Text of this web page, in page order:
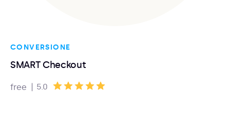
CONVERSIONE
SMART Checkout
free | 5.0